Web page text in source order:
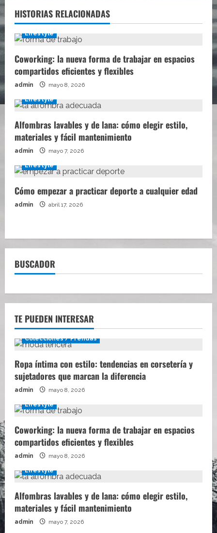
HISTORIAS RELACIONADAS
Lifestyle
Coworking: la nueva forma de trabajar en espacios
compartidos eficientes y flexibles
admin mayo 8, 2026
Lifestyle
Alfombras lavables y de lana: cómo elegir estilo,
materiales y fácil mantenimiento
admin mayo 7, 2026
Lifestyle
Cómo empezar a practicar deporte a cualquier edad
admin abril 17, 2026
BUSCADOR
TE PUEDEN INTERESAR
Colecciones / Prendas
Ropa íntima con estilo: tendencias en corsetería y
sujetadores que marcan la diferencia
admin mayo 8, 2026
Lifestyle
Coworking: la nueva forma de trabajar en espacios
compartidos eficientes y flexibles
admin mayo 8, 2026
Lifestyle
Alfombras lavables y de lana: cómo elegir estilo,
materiales y fácil mantenimiento
admin mayo 7, 2026